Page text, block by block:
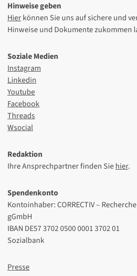
Hinweise geben
Hierkönnen Sie uns auf sichere und
Hinweise und Dokumente zukommen
Soziale Medien
Instagram
Linkedin
Youtube
Facebook
Threads
Wsocial
Redaktion
Ihre Ansprechpartner finden Siehier.
Spendenkonto
Kontoinhaber: CORRECTIV –
gGmbH
IBAN DE57 3702 0500 0001 3702 01
Sozialbank
Presse